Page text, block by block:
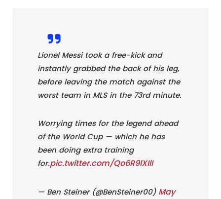
Lionel Messi took a free-kick and
instantly grabbed the back of his leg,
before leaving the match against the
worst team in MLS in the 73rd minute.
Worrying times for the legend ahead
of the World Cup — which he has
been doing extra training
for.pic.twitter.com/Qo6R9lXIlI
— Ben Steiner (@BenSteiner00) May